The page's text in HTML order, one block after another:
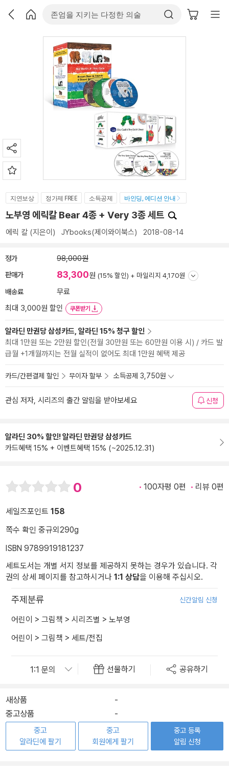
지연보상 정가제 FREE 소득공제 바인딩, 에디션 안내
노부영 에릭칼 Bear 4종 + Very 3종 세트
에릭 칼 (지은이) JYbooks(제이와이북스) 2018-08-14
정가 98,000원
판매가 83,300원 (15% 할인) + 마일리지 4,170원
배송료
무료
최대 3,000원 할인
쿠폰받기
알라딘 만권당 삼성카드, 알라딘 15% 청구 할인
최대 1만원 또는 2만원 할인(전월 30만원 또는 60만원 이용 시) / 카드 발
급월 +1개월까지는 전월 실적이 없어도 최대 1만원 혜택 제공
카드/간편결제 할인 무이자 할부 소득공제 3,750원
관심 저자, 시리즈의 출간 알림을 받아보세요 신청
알라딘 30% 할인! 알라딘 만권당 삼성카드
카드혜택 15% + 이벤트혜택 15% (~2025.12.31)
0 100자평 0편 리뷰 0편
세일즈포인트 158
쪽수 확인 중규외 290g
ISBN 9789919181237
세트도서는 개별 서지 정보를 제공하지 못하는 경우가 있습니다. 각
권의 상세 페이지를 참고하시거나 1:1 상담을 이용해 주십시오.
주제분류 신간알림 신청
어린이 > 그림책 > 시리즈별 > 노부영
어린이 > 그림책 > 세트/전집
선물하기 공유하기
새상품
-
중고상품
-
중고
알라딘에 팔기
중고
회원에게 팔기
중고 등록
알림 신청